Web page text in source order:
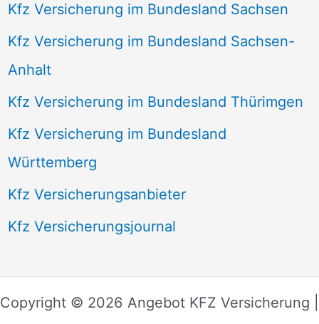
Kfz Versicherung im Bundesland Sachsen
Kfz Versicherung im Bundesland Sachsen-
Anhalt
Kfz Versicherung im Bundesland Thürimgen
Kfz Versicherung im Bundesland
Württemberg
Kfz Versicherungsanbieter
Kfz Versicherungsjournal
Copyright © 2026 Angebot KFZ Versicherung |